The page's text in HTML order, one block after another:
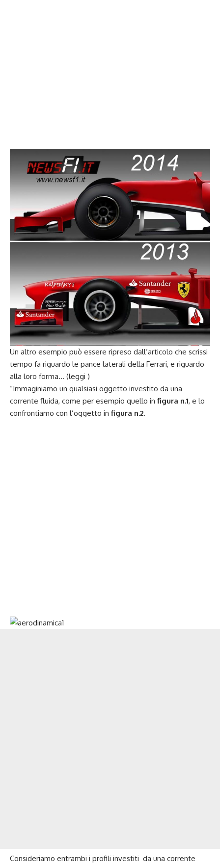
Un altro esempio può essere ripreso dall’articolo che scrissi
tempo fa riguardo le pance laterali della Ferrari, e riguardo
alla loro forma… (leggi )
“Immaginiamo un qualsiasi oggetto investito da una
corrente fluida, come per esempio quello in figura n.1, e lo
confrontiamo con l’oggetto in figura n.2.
Consideriamo entrambi i profili investiti da una corrente